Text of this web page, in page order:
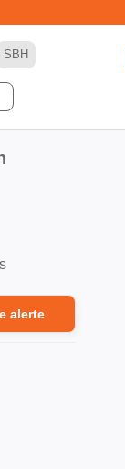
SBH
alerte